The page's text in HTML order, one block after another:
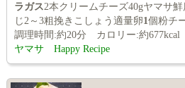
ラガス2本クリームチーズ40gヤマサ
じ2～3粗挽きこしょう適量卵1 個粉チ
調理時間:約20分 カロリー:約
ヤマサ Happy Recipe